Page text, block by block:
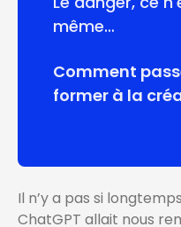
même…
Comment
former à la
Il n’y a pas si
ChatGPT allait nous